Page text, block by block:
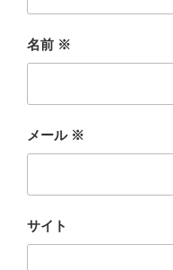
名前 ※
メール ※
サイト